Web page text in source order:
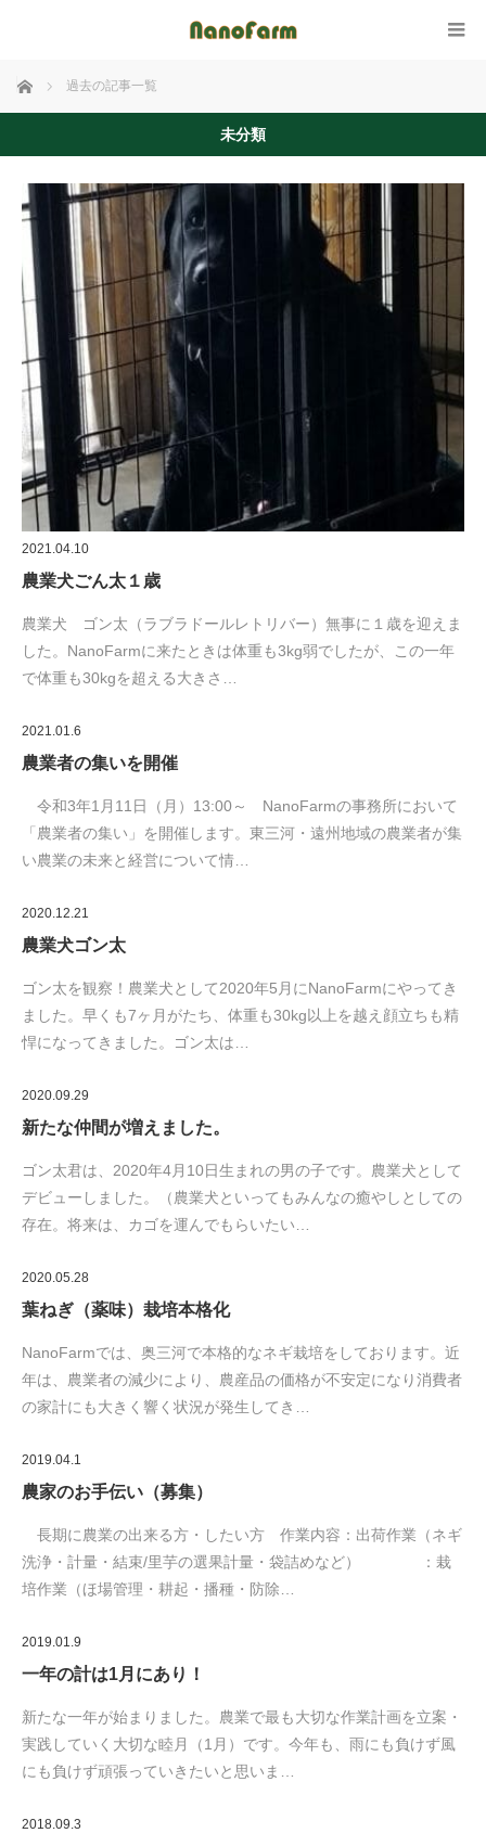
ホーム 過去の記事一覧
未分類
2021.04.10
農業犬ごん太１歳
農業犬 ゴン太（ラブラドールレトリバー）無事に１歳を迎えま
した。NanoFarmに来たときは体重も3kg弱でしたが、この一年
で体重も30kgを超える大きさ…
2021.01.6
農業者の集いを開催
令和3年1月11日（月）13:00～ NanoFarmの事務所において
「農業者の集い」を開催します。東三河・遠州地域の農業者が集
い農業の未来と経営について情…
2020.12.21
農業犬ゴン太
ゴン太を観察！農業犬として2020年5月にNanoFarmにやってき
ました。早くも7ヶ月がたち、体重も30kg以上を越え顔立ちも精
悍になってきました。ゴン太は…
2020.09.29
新たな仲間が増えました。
ゴン太君は、2020年4月10日生まれの男の子です。農業犬として
デビューしました。（農業犬といってもみんなの癒やしとしての
存在。将来は、カゴを運んでもらいたい…
2020.05.28
葉ねぎ（薬味）栽培本格化
NanoFarmでは、奥三河で本格的なネギ栽培をしております。近
年は、農業者の減少により、農産品の価格が不安定になり消費者
の家計にも大きく響く状況が発生してき…
2019.04.1
農家のお手伝い（募集）
長期に農業の出来る方・したい方 作業内容：出荷作業（ネギ
洗浄・計量・結束/里芋の選果計量・袋詰めなど） ：栽
培作業（ほ場管理・耕起・播種・防除…
2019.01.9
一年の計は1月にあり！
新たな一年が始まりました。農業で最も大切な作業計画を立案・
実践していく大切な睦月（1月）です。今年も、雨にも負けず風
にも負けず頑張っていきたいと思いま…
2018.09.3